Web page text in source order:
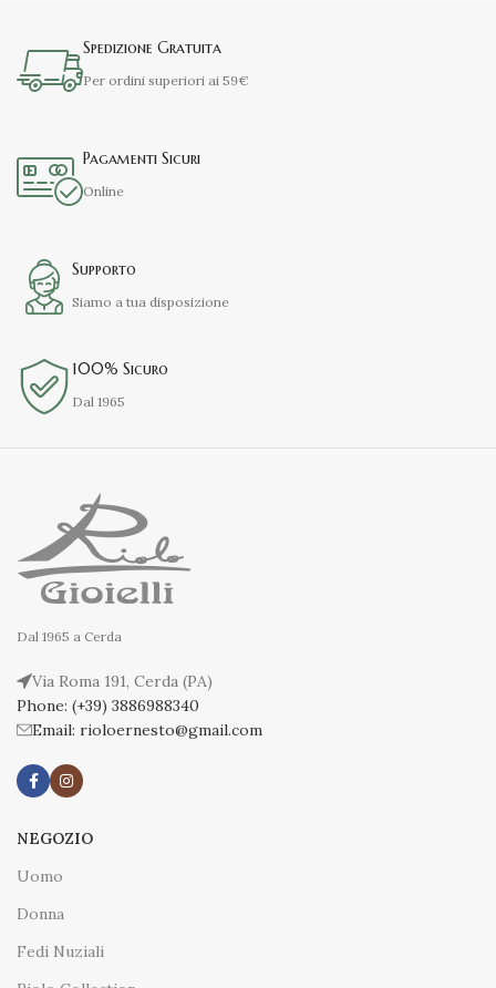
Spedizione Gratuita
Per ordini superiori ai 59€
Pagamenti Sicuri
Online
Supporto
Siamo a tua disposizione
100% Sicuro
Dal 1965
Dal 1965 a Cerda
Via Roma 191, Cerda (PA)
Phone: (+39) 3886988340
Email: rioloernesto@gmail.com
NEGOZIO
Uomo
Donna
Fedi Nuziali